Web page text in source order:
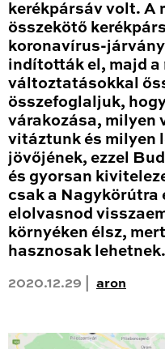
kerékpársáv volt. A
összekötő
koronavírus-
indították el, majd a
változtatásokkal
összefoglaljuk,
várakozása, milyen
vitáztunk és milyen
jövőjének, ezzel
és gyorsan
csak a Nagykörútra
elolvasnod
környéken élsz,
hasznosak lehetnek.
2020.12.29 | aron